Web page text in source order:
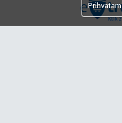
Prihvatam